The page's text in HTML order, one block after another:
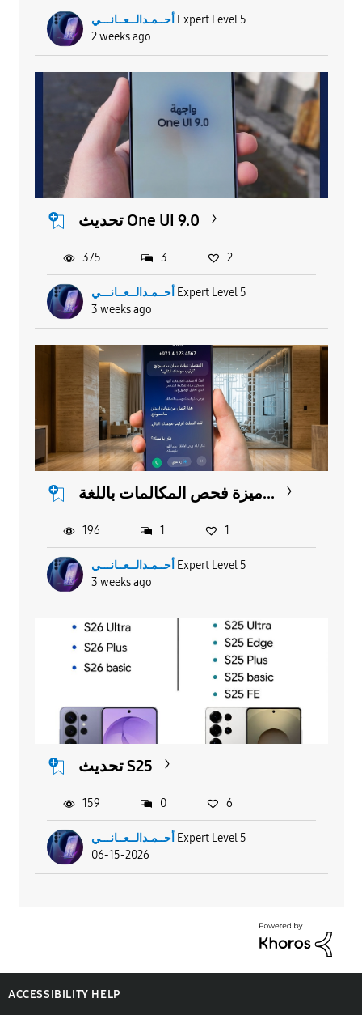
أحــمـدالــعــانـــي Expert Level 5
2 weeks ago
تحديث One UI 9.0
أحــمـدالــعــانـــي Expert Level 5
3 weeks ago
375 3 2
ميزة فحص المكالمات باللغة...
أحــمـدالــعــانـــي Expert Level 5
3 weeks ago
196 1 1
تحديث S25
أحــمـدالــعــانـــي Expert Level 5
06-15-2026
159 0 6
ACCESSIBILITY HELP